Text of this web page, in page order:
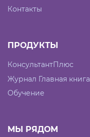
Контакты
ПРОДУКТЫ
КонсультантПлюс
Журнал Главная книга
Обучение
МЫ РЯДОМ